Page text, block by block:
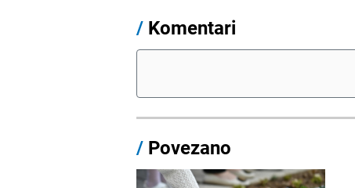
/ Komentari
/ Povezano